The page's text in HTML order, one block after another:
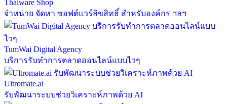
Thaiware Shop
จำหน่าย จัดหา ซอฟต์แวร์ลิขสิทธิ์ สำหรับองค์กร ฯลฯ
TumWai Digital Agency
บริการรับทำการตลาดออนไลน์แบบไวๆ
Ultromate.ai
รับพัฒนาระบบช่วยวิเคราะห์ภาพด้วย AI